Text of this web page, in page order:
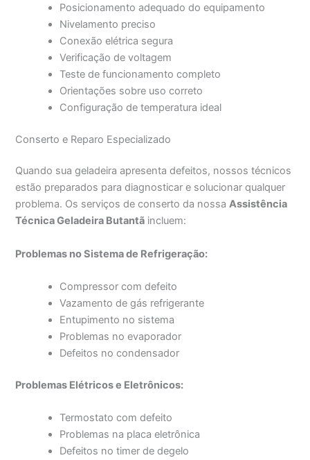
Posicionamento adequado do equipamento
Nivelamento preciso
Conexão elétrica segura
Verificação de voltagem
Teste de funcionamento completo
Orientações sobre uso correto
Configuração de temperatura ideal
Conserto e Reparo Especializado
Quando sua geladeira apresenta defeitos, nossos técnicos
estão preparados para diagnosticar e solucionar qualquer
problema. Os serviços de conserto da nossaAssistência
Técnica Geladeira Butantã incluem:
Problemas no Sistema de Refrigeração:
Compressor com defeito
Vazamento de gás refrigerante
Entupimento no sistema
Problemas no evaporador
Defeitos no condensador
Problemas Elétricos e Eletrônicos:
Termostato com defeito
Problemas na placa eletrônica
Defeitos no timer de degelo